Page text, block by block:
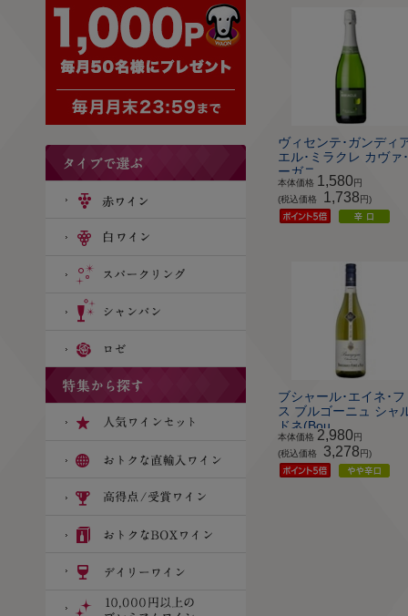
ヴィセンテ･ガンディ
エル･ミラクレ カヴァ
ーガニ...
本体価格 1,580円
(税込価格
1,738 円)
ブシャール･エイネ･フ
ス ブルゴーニュ シャ
ドネ(Bou...
本体価格 2,980円
(税込価格
3,278 円)